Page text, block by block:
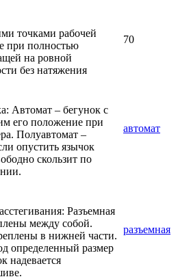
точками рабочей
при полностью
на ровной
без натяжения
70
Автомат – бегунок с
его положение при
Полуавтомат –
опустить язычок
скользит по
автомат
Разъемная
между собой.
в нижней части.
определенный размер
надевается
разъемная